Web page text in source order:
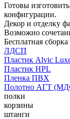
Готовы
конфигурации.
Декор и отделку
Возможно
Бесплатная
ЛДСП
Пластик Alvic
Пластик HPL
Пленка ПВХ
Полотно АГТ
полки
корзины
штанги